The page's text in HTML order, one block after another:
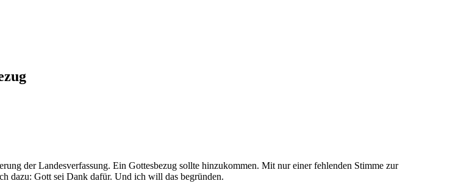
der Landesverfassung. Ein Gottesbezug sollte hinzukommen. Mit nur einer fehlenden Stimme zur
dazu: Gott sei Dank dafür. Und ich will das begründen.